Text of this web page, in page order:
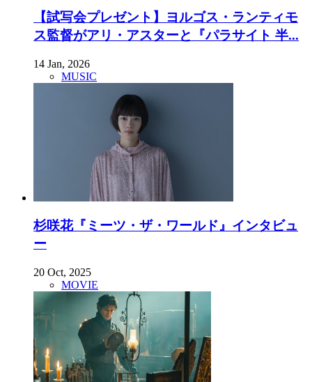
【試写会プレゼント】ヨルゴス・ランティモ
ス監督がアリ・アスターと『パラサイト 半...
14 Jan, 2026
MUSIC
杉咲花『ミーツ・ザ・ワールド』インタビュ
ー
20 Oct, 2025
MOVIE